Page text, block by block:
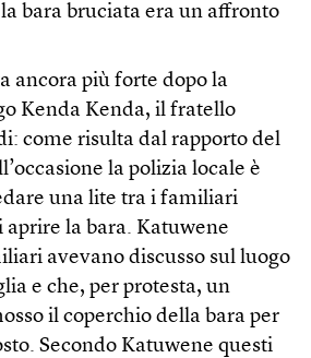
bara bruciata era un affronto
ancora più forte dopo la
Kenda Kenda, il fratello
come risulta dal rapporto del
la polizia locale è
una lite tra i familiari
aprire la bara. Katuwene
avevano discusso sul luogo
e che, per protesta, un
il coperchio della bara per
Secondo Katuwene questi